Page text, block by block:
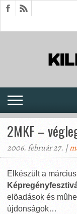
2MKF –
2006. február 27. |
Elkészült a
elõadások és
újdonságok…